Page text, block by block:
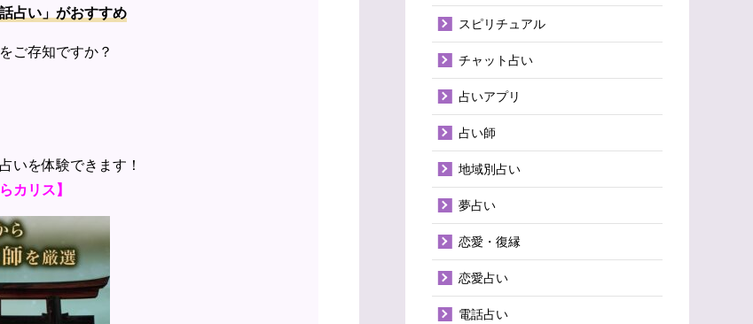
占い」がおすすめ
ご存知ですか？
いを体験できます！
カリス】
スピリチュアル
チャット占い
占いアプリ
占い師
地域別占い
夢占い
恋愛・復縁
恋愛占い
電話占い